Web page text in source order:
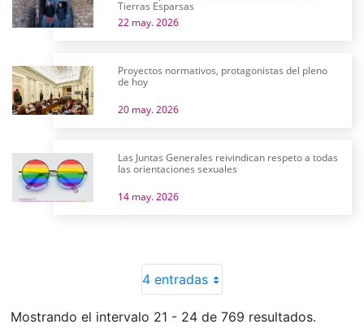
Tierras Esparsas
22 may. 2026
Proyectos normativos, protagonistas del pleno
de hoy
20 may. 2026
Las Juntas Generales reivindican respeto a todas
las orientaciones sexuales
14 may. 2026
4 entradas
Mostrando el intervalo 21 - 24 de 769 resultados.